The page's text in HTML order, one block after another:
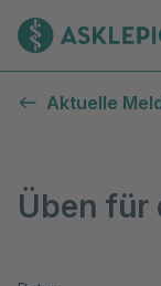
Aktuelle
Üben für